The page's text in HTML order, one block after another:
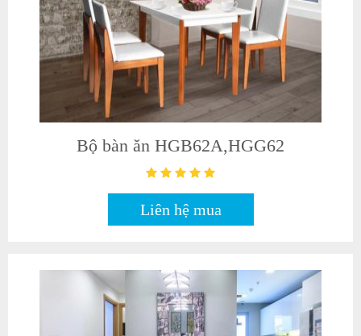
Bộ bàn ăn HGB62A,HGG62
Liên hệ mua